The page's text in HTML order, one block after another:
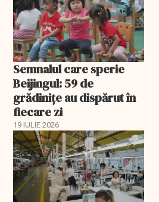
Semnalul care sperie
Beijingul: 59 de
grădinițe au dispărut în
fiecare zi
19 IULIE 2026